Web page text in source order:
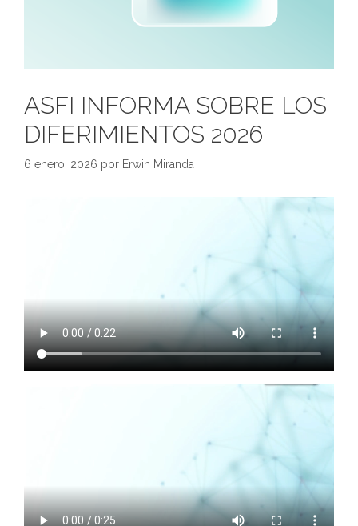
ASFI INFORMA SOBRE LOS
DIFERIMIENTOS 2026
6 enero, 2026 por Erwin Miranda